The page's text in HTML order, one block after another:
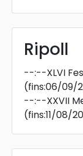
Ripoll
--:--XLVI
(fins:06/09/
--:--XXVII
(fins:11/08/